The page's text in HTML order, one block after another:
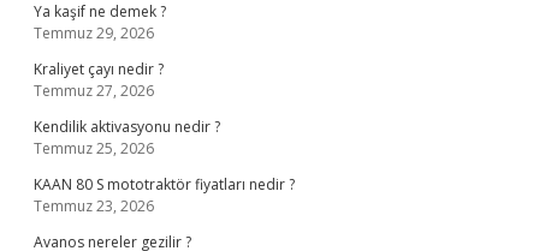
Ya kaşif ne demek ?
Temmuz 29, 2026
Kraliyet çayı nedir ?
Temmuz 27, 2026
Kendilik aktivasyonu nedir ?
Temmuz 25, 2026
KAAN 80 S mototraktör fiyatları nedir ?
Temmuz 23, 2026
Avanos nereler gezilir ?